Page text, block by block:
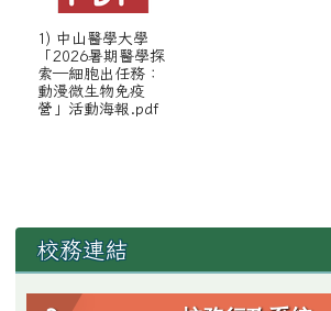
1) 中山醫學大學
「2026暑期醫學探
索—細胞出任務：
動漫微生物免疫
營」活動海報.pdf
左邊區域內容
校務連結